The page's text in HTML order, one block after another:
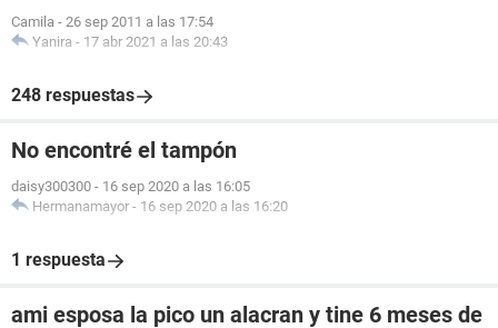
Camila - 26 sep 2011 a las 17:54
Yanira - 17 abr 2021 a las 20:43
248 respuestas
No encontré el tampón
daisy300300 - 16 sep 2020 a las 16:05
Hermanamayor - 16 sep 2020 a las 16:20
1 respuesta
ami esposa la pico un alacran y tine 6 meses de